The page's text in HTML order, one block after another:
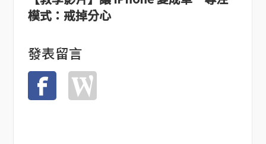
模式：戒掉分心
發表留言